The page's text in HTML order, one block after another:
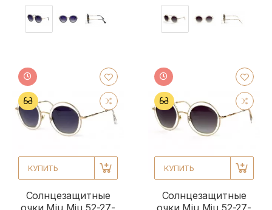
КУПИТЬ
Солнцезащитные
очки Miu Miu 52-27-
КУПИТЬ
Солнцезащитные
очки Miu Miu 52-27-